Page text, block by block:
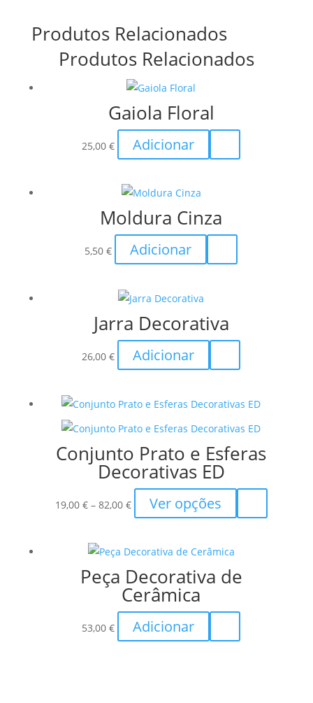
Produtos Relacionados
Produtos Relacionados
Gaiola Floral
25,00€ Adicionar
Moldura Cinza
5,50€ Adicionar
Jarra Decorativa
26,00€ Adicionar
Conjunto Prato e Esferas
Decorativas ED
19,00 € – 82,00 €Price
range:
through
82,00 €
Ver opções
product
variants.
options
be
Peça Decorativa de
Cerâmica
53,00€ Adicionar